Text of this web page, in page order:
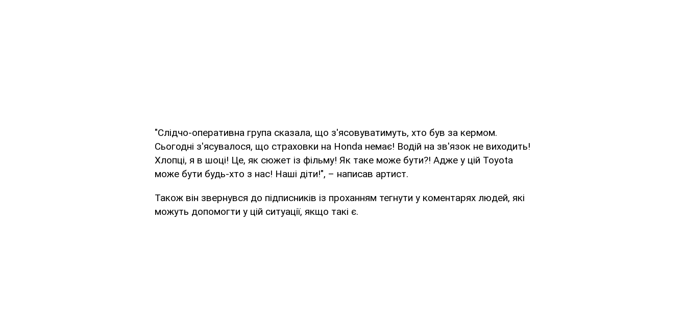
"Слідчо-оперативна група сказала, що з'ясовуватимуть, хто був за кермом.
Сьогодні з'ясувалося, що страховки на Honda немає! Водій на зв'язок не виходить!
Хлопці, я в шоці! Це, як сюжет із фільму! Як таке може бути?! Адже у цій Toyota
може бути будь-хто з нас! Наші діти!", – написав артист.
Також він звернувся до підписників із проханням тегнути у коментарях людей, які
можуть допомогти у цій ситуації, якщо такі є.